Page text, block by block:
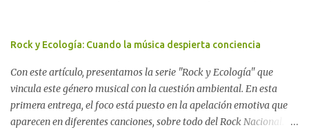
proyecto legislativo nacional al respecto. En este artículo, la
Movimiento Antinuclear de Chubut (MACH) liderada por Javier
Rodríguez Pardo, como una lección de rebelión democrática
territorial frente a las imposiciones de la tecnocracia nuclear
globalizada. Dossier N° 3 "La crisis nuclear en el mundo. A 10 años
Rock y Ecología: Cuando la música despierta conciencia
Con este artículo, presentamos la serie "Rock y Ecología" que
vincula este género musical con la cuestión ambiental. En esta
primera entrega, el foco está puesto en la apelación emotiva que
aparecen en diferentes canciones, sobre todo del Rock Nacional.